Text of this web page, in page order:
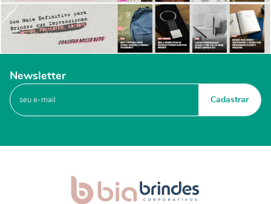
Newsletter
Cadastrar